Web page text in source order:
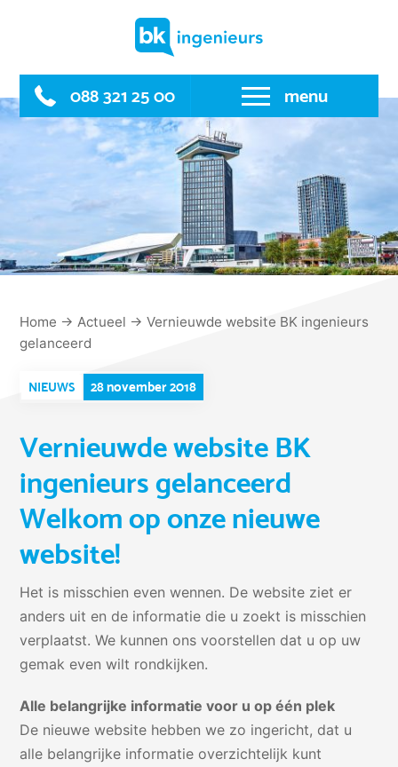
088 321 25 00 menu
Home →Actueel →Vernieuwde website BK ingenieurs
gelanceerd
NIEUWS 28 november 2018
Vernieuwde website BK
ingenieurs gelanceerd
Welkom op onze nieuwe
website!
Het is misschien even wennen. De website ziet er
anders uit en de informatie die u zoekt is misschien
verplaatst. We kunnen ons voorstellen dat u op uw
gemak even wilt rondkijken.
Alle belangrijke informatie voor u op één plek
De nieuwe website hebben we zo ingericht, dat u
alle belangrijke informatie overzichtelijk kunt